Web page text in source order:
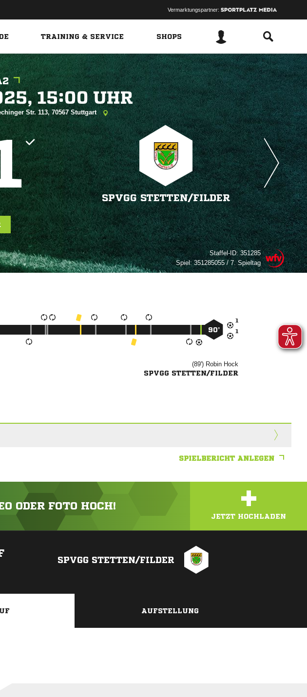
Vermarktungspartner:
TRAINING & SERVICE SHOPS
  
Str. 113, 70567 Stuttgart
SPVGG STETTEN/​FILDER
Staffel-ID:351285
Spiel:351285055 / 7. Spieltag


90’
(89')  
SPVGG STETTEN/FILDER
SPIELBERICHT ANLEGEN
ODER FOTO HOCH! +
JETZT HOCHLADEN
SPVGG STETTEN/FILDER
AUFSTELLUNG